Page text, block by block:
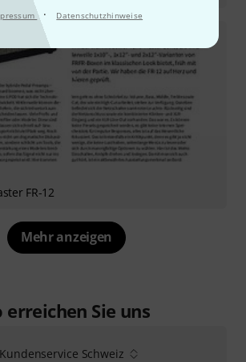
· Datenschutzhinweise
FR-12
Mehr anzeigen
erreichen Sie uns
Kundenservice Schweiz